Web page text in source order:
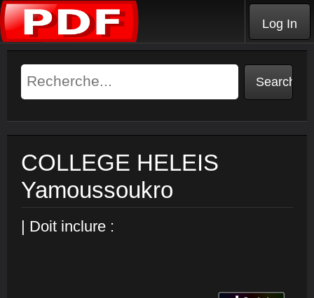
Log In
COLLEGE HELEIS
Yamoussoukro
| Doit inclure :